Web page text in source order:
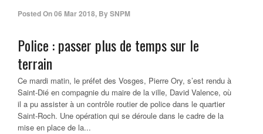
Posted On06 Mar 2018, BySNPM
Police : passer plus de temps sur le
terrain
Ce mardi matin, le préfet des Vosges, Pierre Ory, s’est rendu à
Saint-Dié en compagnie du maire de la ville, David Valence, où
il a pu assister à un contrôle routier de police dans le quartier
Saint-Roch. Une opération qui se déroule dans le cadre de la
mise en place de la...